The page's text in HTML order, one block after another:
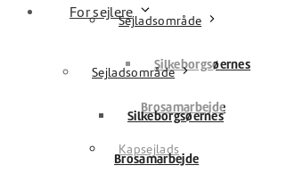
Sejladsområde
Silkeborgsøernes
Brosamarbejde
Kapsejlads
For sejlere
Sejladsområde
Silkeborgsøernes
Brosamarbejde